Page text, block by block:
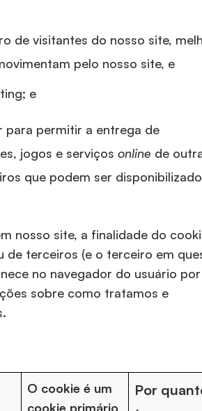
de visitantes do nosso site,
pelo nosso site, e
e
para permitir a entrega de
jogos e serviços online de
que podem ser
nosso site, a finalidade do
de terceiros (e o terceiro em
no navegador do usuário por
sobre como tratamos e
O cookie é um
cookie primário
Por